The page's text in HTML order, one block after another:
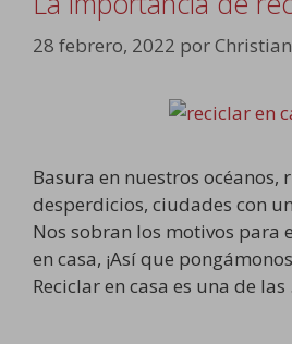
28 febrero, 2022 por
Basura en nuestros océanos,
desperdicios, ciudades con
Nos sobran los motivos para
en casa, ¡Así que
Reciclar en casa es una de